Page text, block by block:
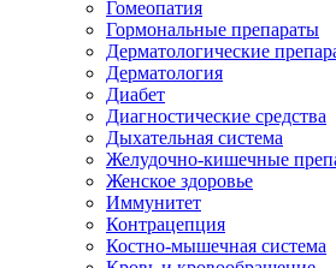
Гомеопатия
Гормональные препараты
Дерматологические
Дерматология
Диабет
Диагностические средства
Дыхательная система
Желудочно-кишечные
Женское здоровье
Иммунитет
Контрацепция
Костно-мышечная система